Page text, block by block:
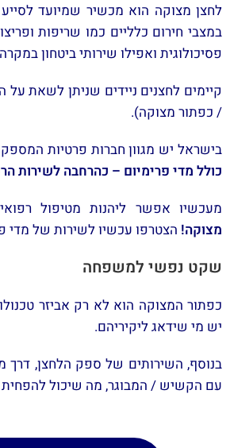
לחצן מצוקה הוא מכשיר שמיועד
במצבי חירום כלליים כמו שריפות
פסיכולוגית ואפילו שירותי ביטחון
קיימים לחצנים ניידים שניתן לשאת
/ כפתור מצוקה).
בישראל יש מגוון חברות פרטיות
כולל מדי פרימיום – כהרחבה לשירות
מעכשיו אפשר ליהנות מטיפול רפואי ומעטפת
מצוקה! הצטרפו עכשיו לשירות של מדי
שקט נפשי למשפחה
כפתור המצוקה הוא לא רק אביזר
יש מי שידאג ליקיריהם.
בנוסף, השירותים של ספק הלחצן, דרך
עם הקשיש / המבוגר, מה שיכול